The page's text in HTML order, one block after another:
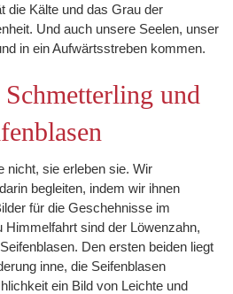
die Kälte und das Grau der
Und auch unsere Seelen, unser
in ein Aufwärtsstreben kommen.
und
nicht, sie erleben sie. Wir
begleiten, indem wir ihnen
für die Geschehnisse im
Himmelfahrt sind der Löwenzahn,
Den ersten beiden liegt
inne, die Seifenblasen
ein Bild von Leichte und